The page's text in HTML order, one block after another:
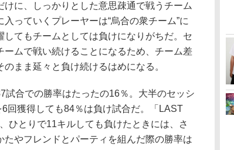
に、しっかりとした意思疎通で戦うチーム
っていくプレーヤーは“烏合の衆チーム”に
てもチームとしては負けになりがちだ。セ
ムで戦い続けることになるため、チーム差
まま延々と負け続けるはめになる。
合での勝率はたったの16％。大半のセッシ
回獲得しても84％は負け試合だ。「LAST
ひとりで11キルしても負けたときには、さ
やフレンドとパーティを組んだ際の勝率は